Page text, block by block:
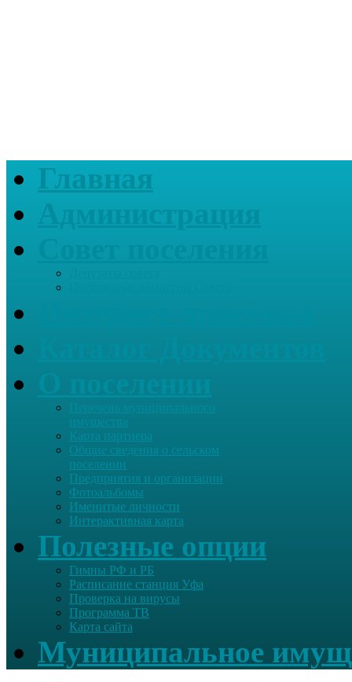
Главная
Перечень муниципального
имущества
Карта партнера
Общие сведения о сельском
поселении
Предприятия и организации
Фотоальбомы
Именитые личности
Интерактивная карта
Полезные опции
Гимны РФ и РБ
Расписание станция Уфа
Проверка на вирусы
Программа ТВ
Карта сайта
Муниципальное